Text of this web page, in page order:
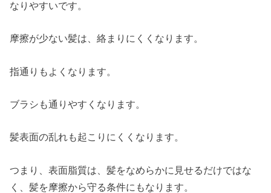
なりやすいです。
摩擦が少ない髪は、絡まりにくくなります。
指通りもよくなります。
ブラシも通りやすくなります。
髪表面の乱れも起こりにくくなります。
つまり、表面脂質は、髪をなめらかに見せるだけではな
く、髪を摩擦から守る条件にもなります。